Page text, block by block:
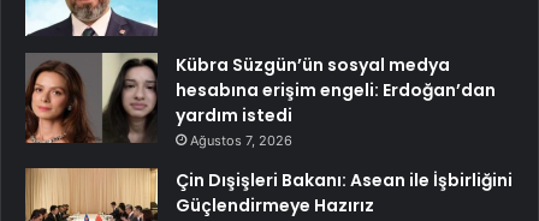
Kübra Süzgün’ün sosyal medya
hesabına erişim engeli: Erdoğan’dan
yardım istedi
Ağustos 7, 2026
Çin Dışişleri Bakanı: Asean ile İşbirliğini
Güçlendirmeye Hazırız